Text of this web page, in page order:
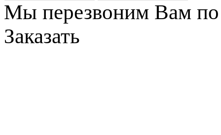
Мы перезвоним Вам по
Заказать